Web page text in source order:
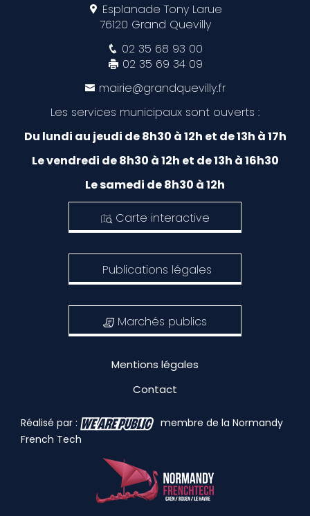
Esplanade Tony Larue
76120 Grand Quevilly
02 35 68 93 00
02 35 69 34 09
mairie@grandquevilly.fr
Les services municipaux sont ouverts :
Du lundi au jeudi de 8h30 à 12h et de 13h à 17h
Le vendredi de 8h30 à 12h et de 13h à 16h30
Le samedi de 8h30 à 12h
Carte interactive
Publications légales
Marchés publics
Mentions légales
Contact
Réalisé par :
membre de la Normandy
French Tech